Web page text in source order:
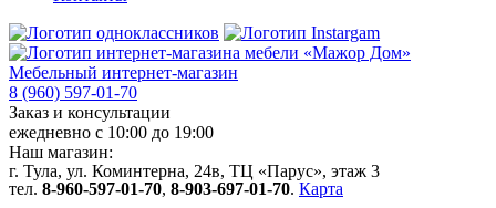
Мебельный интернет-магазин
8 (960) 597-01-70
Заказ и консультации
ежедневно с 10:00 до 19:00
Наш магазин:
г. Тула, ул. Коминтерна, 24в, ТЦ «Парус», этаж 3
тел. 8-960-597-01-70, 8-903-697-01-70. Карта